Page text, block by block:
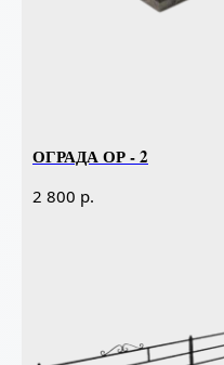
ОГРАДА ОР - 2
2 800 р.